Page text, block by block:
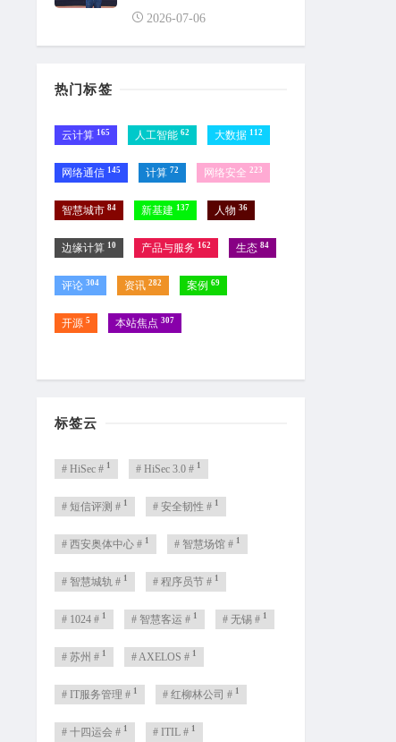
2026-07-06
热门标签
云计算 165 人工智能 62 大数据 112
网络通信 145 计算 72 网络安全 223
智慧城市 84 新基建 137 人物 36
边缘计算 10 产品与服务 162 生态 84
评论 304 资讯 282 案例 69
开源 5 本站焦点 307
标签云
# HiSec # 1 # HiSec 3.0 # 1
# 短信评测 # 1 # 安全韧性 # 1
# 西安奥体中心 # 1 # 智慧场馆 # 1
# 智慧城轨 # 1 # 程序员节 # 1
# 1024 # 1 # 智慧客运 # 1 # 无锡 # 1
# 苏州 # 1 # AXELOS # 1
# IT服务管理 # 1 # 红柳林公司 # 1
# 十四运会 # 1 # ITIL # 1